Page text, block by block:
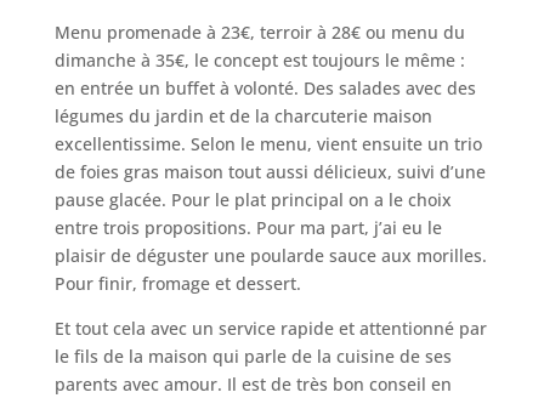
Menu promenade à 23€, terroir à 28€ ou menu du
dimanche à 35€, le concept est toujours le même :
en entrée un buffet à volonté. Des salades avec des
légumes du jardin et de la charcuterie maison
excellentissime. Selon le menu, vient ensuite un trio
de foies gras maison tout aussi délicieux, suivi d’une
pause glacée. Pour le plat principal on a le choix
entre trois propositions. Pour ma part, j’ai eu le
plaisir de déguster une poularde sauce aux morilles.
Pour finir, fromage et dessert.
Et tout cela avec un service rapide et attentionné par
le fils de la maison qui parle de la cuisine de ses
parents avec amour. Il est de très bon conseil en